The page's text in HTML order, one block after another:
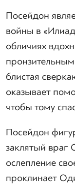
Посейдон
войны в
обличиях
блистая
оказывает
чтобы тому
Посейдон
заклятый враг
ослепление
проклинает